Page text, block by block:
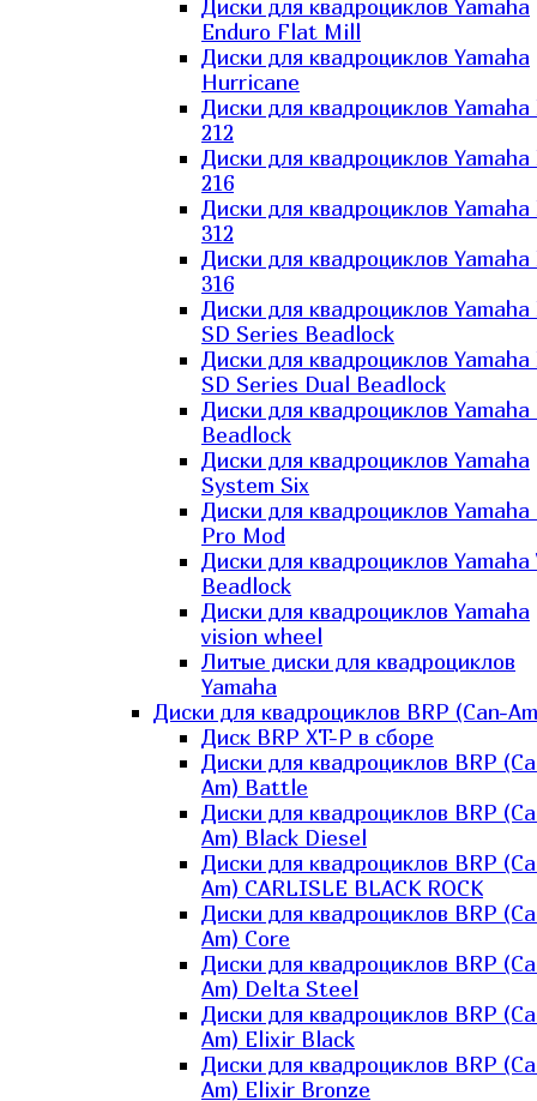
Диски для квадроциклов Yamaha
Enduro Flat Mill
Диски для квадроциклов Yamaha
Hurricane
Диски для квадроциклов
212
Диски для квадроциклов
216
Диски для квадроциклов
312
Диски для квадроциклов
316
Диски для квадроциклов
SD Series Beadlock
Диски для квадроциклов
SD Series Dual Beadlock
Диски для квадроциклов Yamaha
Beadlock
Диски для квадроциклов Yamaha
System Six
Диски для квадроциклов Yamaha
Pro Mod
Диски для квадроциклов Yamaha
Beadlock
Диски для квадроциклов Yamaha
vision wheel
Литые диски для квадроциклов
Yamaha
Диски для квадроциклов BRP (Can-
Диск BRP XT-P в сборе
Диски для квадроциклов BRP
Am) Battle
Диски для квадроциклов BRP
Am) Black Diesel
Диски для квадроциклов BRP
Am) CARLISLE BLACK ROCK
Диски для квадроциклов BRP
Am) Core
Диски для квадроциклов BRP
Am) Delta Steel
Диски для квадроциклов BRP
Am) Elixir Black
Диски для квадроциклов BRP
Am) Elixir Bronze